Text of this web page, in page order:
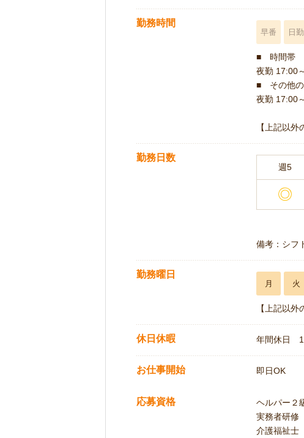
勤務時間
早番 日勤
■ 時間帯
夜勤 17:00
■ その他の
夜勤 17:00
【上記以外
勤務日数
週5
◎
備考：シフ
勤務曜日
月 火
【上記以外
休日休暇 年間休日
お仕事開始 即日OK
応募資格
ヘルパー２
実務者研修
介護福祉士